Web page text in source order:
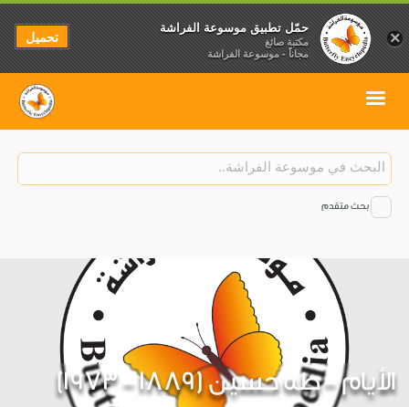
بحث متقدم
الأيام - طه حسين (1889 - 1973)
×
حمّل تطبيق موسوعة الفراشة
مكتبة صائغ
مجاناً - موسوعة الفراشة
تحميل